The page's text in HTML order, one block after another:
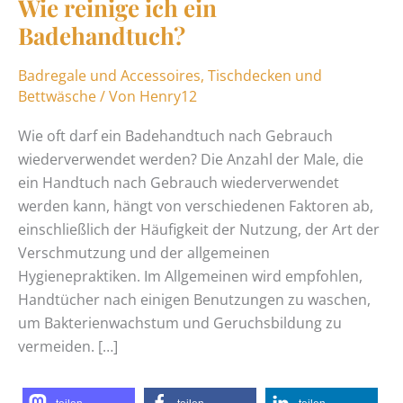
Wie reinige ich ein
Badehandtuch?
Badregale und Accessoires, Tischdecken und
Bettwäsche/ Von Henry12
Wie oft darf ein Badehandtuch nach Gebrauch
wiederverwendet werden? Die Anzahl der Male, die
ein Handtuch nach Gebrauch wiederverwendet
werden kann, hängt von verschiedenen Faktoren ab,
einschließlich der Häufigkeit der Nutzung, der Art der
Verschmutzung und der allgemeinen
Hygienepraktiken. Im Allgemeinen wird empfohlen,
Handtücher nach einigen Benutzungen zu waschen,
um Bakterienwachstum und Geruchsbildung zu
vermeiden. […]